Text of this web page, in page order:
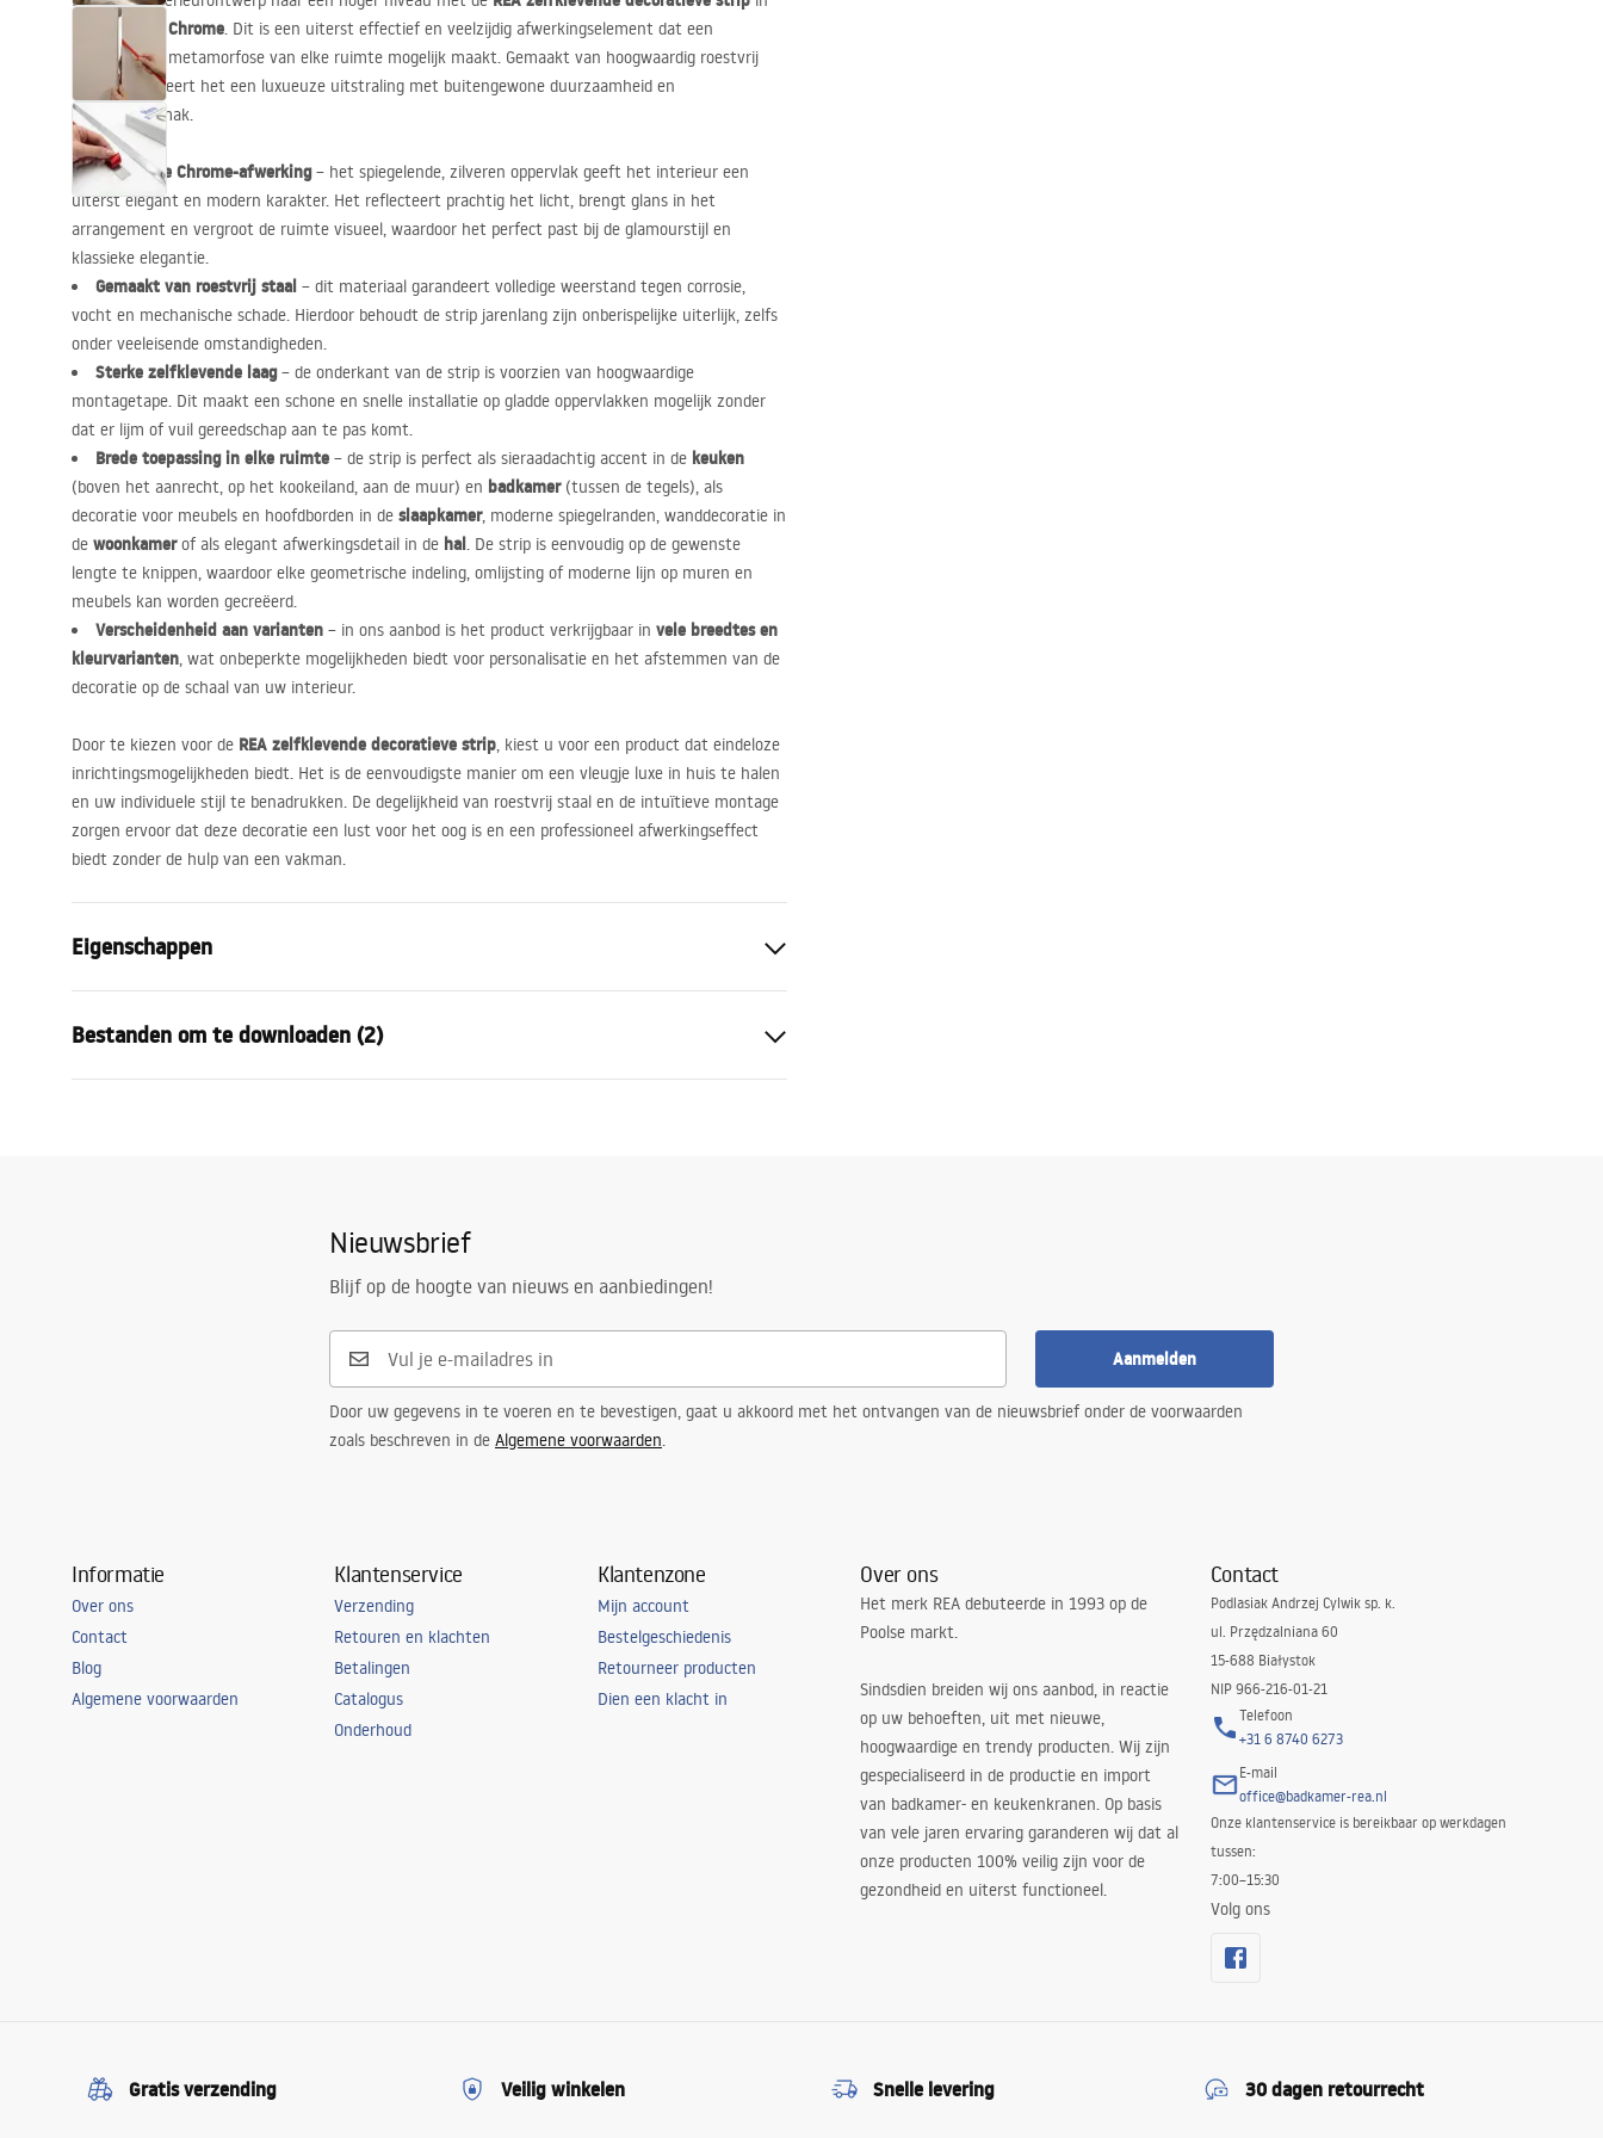
Chrome. Dit is een uiterst effectief en veelzijdig afwerkingselement dat een
onmiddellijke metamorfose van elke ruimte mogelijk maakt. Gemaakt van hoogwaardig roestvrij
staal, combineert het een luxueuze uitstraling met buitengewone duurzaamheid en
installatiegemak.
Effectieve Chrome-afwerking– het spiegelende, zilveren oppervlak geeft het interieur een
uiterst elegant en modern karakter. Het reflecteert prachtig het licht, brengt glans in het
arrangement en vergroot de ruimte visueel, waardoor het perfect past bij de glamourstijl en
klassieke elegantie.
Gemaakt van roestvrij staal – dit materiaal garandeert volledige weerstand tegen corrosie,
vocht en mechanische schade. Hierdoor behoudt de strip jarenlang zijn onberispelijke uiterlijk, zelfs
onder veeleisende omstandigheden.
Sterke zelfklevende laag– de onderkant van de strip is voorzien van hoogwaardige
montagetape. Dit maakt een schone en snelle installatie op gladde oppervlakken mogelijk zonder
dat er lijm of vuil gereedschap aan te pas komt.
Brede toepassing in elke ruimte – de strip is perfect als sieraadachtig accent in de keuken
(boven het aanrecht, op het kookeiland, aan de muur) en badkamer(tussen de tegels), als
decoratie voor meubels en hoofdborden in de slaapkamer, moderne spiegelranden, wanddecoratie in
de woonkamerof als elegant afwerkingsdetail in de hal. De strip is eenvoudig op de gewenste
lengte te knippen, waardoor elke geometrische indeling, omlijsting of moderne lijn op muren en
meubels kan worden gecreëerd.
Verscheidenheid aan varianten – in ons aanbod is het product verkrijgbaar in vele breedtes en
kleurvarianten, wat onbeperkte mogelijkheden biedt voor personalisatie en het afstemmen van de
decoratie op de schaal van uw interieur.
Door te kiezen voor de REA zelfklevende decoratieve strip, kiest u voor een product dat eindeloze
inrichtingsmogelijkheden biedt. Het is de eenvoudigste manier om een vleugje luxe in huis te halen
en uw individuele stijl te benadrukken. De degelijkheid van roestvrij staal en de intuïtieve montage
zorgen ervoor dat deze decoratie een lust voor het oog is en een professioneel afwerkingseffect
biedt zonder de hulp van een vakman.
Eigenschappen
Kleur
Materiaal
Roestvrij staal
Ja
24 maanden
Bestanden om te downloaden (2)
Nieuwsbrief
Blijf op de hoogte van nieuws en aanbiedingen!
Aanmelden
Door uw gegevens in te voeren en te bevestigen, gaat u akkoord met het ontvangen van de nieuwsbrief onder de voorwaarden
zoals beschreven in de Algemene voorwaarden.
Informatie
Over ons
Contact
Blog
Algemene voorwaarden
Klantenservice
Verzending
Retouren en klachten
Betalingen
Catalogus
Onderhoud
Klantenzone
Mijn account
Bestelgeschiedenis
Retourneer producten
Dien een klacht in
Over ons
Het merk REA debuteerde in 1993 op de
Poolse markt.
Sindsdien breiden wij ons aanbod, in reactie
op uw behoeften, uit met nieuwe,
hoogwaardige en trendy producten. Wij zijn
gespecialiseerd in de productie en import
van badkamer- en keukenkranen. Op basis
van vele jaren ervaring garanderen wij dat al
onze producten 100% veilig zijn voor de
gezondheid en uiterst functioneel.
Contact
Podlasiak Andrzej Cylwik sp. k.
ul. Przędzalniana 60
15-688 Białystok
NIP 966-216-01-21
Telefoon
+31 6 8740 6273
E-mail
office@badkamer-rea.nl
Onze klantenservice is bereikbaar op werkdagen
tussen:
7:00–15:30
Volg ons
Gratis verzending Veilig winkelen Snelle levering 30 dagen retourrecht